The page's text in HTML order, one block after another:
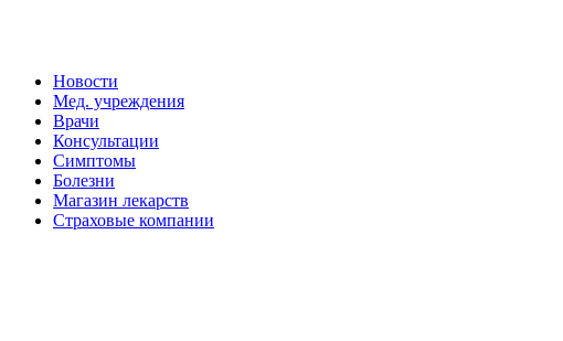
Новости
Мед. учреждения
Врачи
Консультации
Симптомы
Болезни
Магазин лекарств
Страховые компании